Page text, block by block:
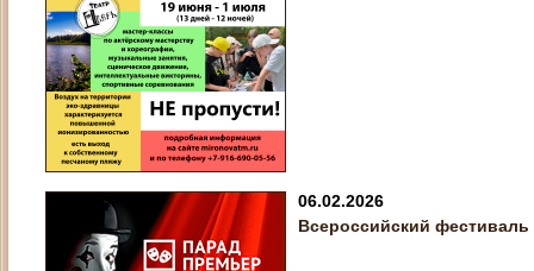
06.02.2026
Всероссийский